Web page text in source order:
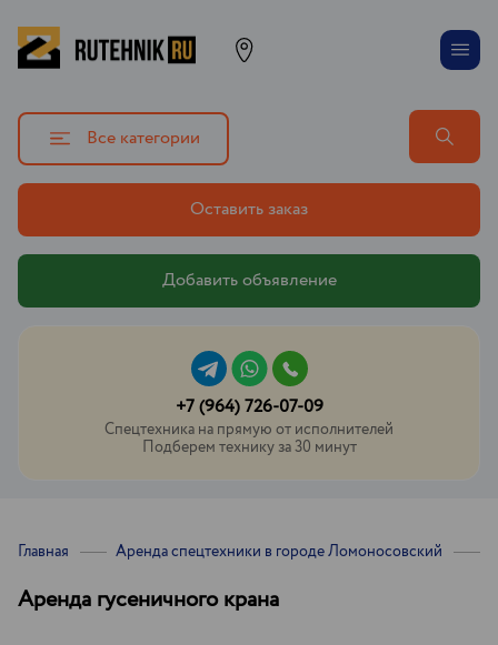
Все категории
Оставить заказ
Добавить объявление
+7 (964) 726-07-09
Спецтехника на прямую от исполнителей
Подберем технику за 30 минут
Главная Аренда спецтехники в городе Ломоносовский
Аренда гусеничного крана